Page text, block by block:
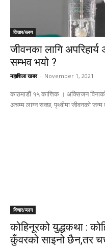
विचार/ब्लग
जीवनका लागि
सम्भव भयो ?
महाशिला खबर - November 1, 2021
काठमाडौं १५ कात्तिक । अक्सिजन
अचम्म लाग्न सक्छ, पृथ्वीमा जीवनको जन्म
विचार/ब्लग
कोहिनूरको युद्धकथा :
कुँवरको साइनो छैन,तर